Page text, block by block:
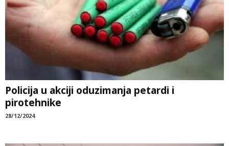
Policija u akciji oduzimanja petardi i
pirotehnike
28/12/2024